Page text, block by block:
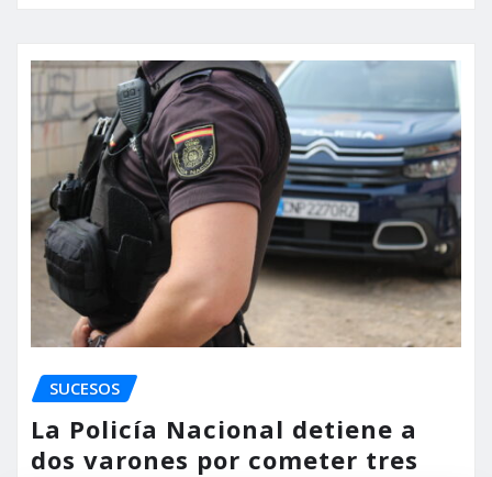
SUCESOS
La Policía Nacional detiene a
dos varones por cometer tres